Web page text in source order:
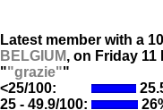
Latest member with a
BELGIUM, on Friday 11
""grazie""
<25/100:
25 - 49.9/100: